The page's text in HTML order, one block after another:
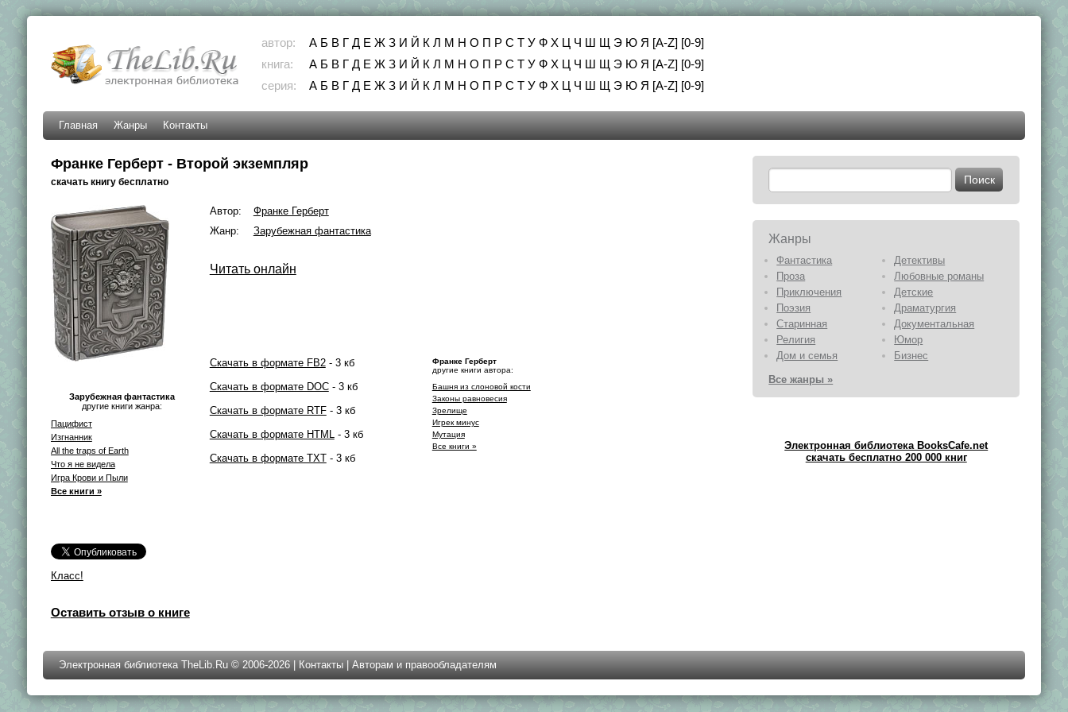
автор: А Б В Г Д Е Ж З И Й К Л М Н О П Р С Т У Ф Х Ц Ч Ш Щ Э Ю Я [A-Z] [0-9]
книга:
А Б В Г Д Е Ж З И Й К Л М Н О П Р С Т У Ф Х Ц Ч Ш Щ Э Ю Я [A-Z] [0-9]
серия:
А Б В Г Д Е Ж З И Й К Л М Н О П Р С Т У Ф Х Ц Ч Ш Щ Э Ю Я [A-Z] [0-9]
Главная Жанры Контакты
Франке Герберт - Второй экземпляр
скачать книгу бесплатно
Зарубежная фантастика
другие книги жанра:
Пацифист
Изгнанник
All the traps of Earth
Что я не видела
Игра Крови и Пыли
Все книги »
Класс!
Автор:
Франке Герберт
Жанр:
Зарубежная фантастика
Читать онлайн
Скачать в формате FB2- 3 кб
Скачать в формате DOC- 3 кб
Скачать в формате RTF- 3 кб
Скачать в формате HTML- 3 кб
Скачать в формате TXT- 3 кб
Франке Герберт
другие книги автора:
Башня из слоновой кости
Законы равновесия
Зрелище
Игрек минус
Мутация
Все книги »
Оставить отзыв о книге
Жанры
Фантастика
Детективы
Проза
Любовные романы
Приключения
Детские
Поэзия
Драматургия
Старинная
Документальная
Религия
Юмор
Дом и семья
Бизнес
Все жанры »
Электронная библиотека BooksCafe.net
скачать бесплатно 200 000 книг
Электронная библиотека TheLib.Ru © 2006-2026 | Контакты| Авторам и правообладателям